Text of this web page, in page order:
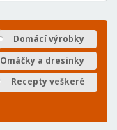
Domácí výrobky
Omáčky a dresinky
Recepty veškeré